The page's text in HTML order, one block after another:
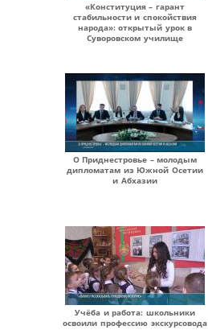
«Конституция – гарант
стабильности и спокойствия
народа»: открытый урок в
Суворовском училище
О Приднестровье – молодым
дипломатам из Южной Осетии
и Абхазии
Учёба и работа: школьники
освоили профессию экскурсовода